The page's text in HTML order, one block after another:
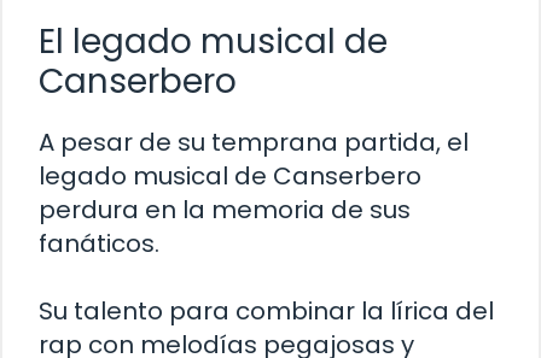
El legado musical de
Canserbero
A pesar de su temprana partida, el
legado musical de Canserbero
perdura en la memoria de sus
fanáticos.
Su talento para combinar la lírica del
rap con melodías pegajosas y